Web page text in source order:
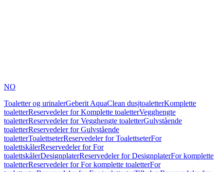
NO
Toaletter og urinalerGeberit AquaClean dusjtoaletterKomplette
toaletterReservedeler for Komplette toaletterVegghengte
toaletterReservedeler for Vegghengte toaletterGulvstående
toaletterReservedeler for Gulvstående
toaletterToalettseterReservedeler for ToalettseterFor
toalettskålerReservedeler for For
toalettskålerDesignplaterReservedeler for DesignplaterFor komplette
toaletterReservedeler for For komplette toaletterFor